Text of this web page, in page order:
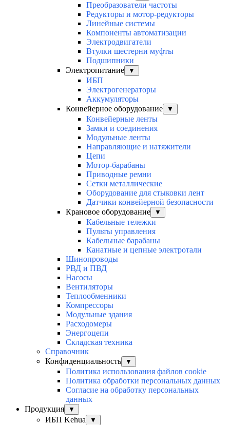
Преобразователи частоты
Редукторы и мотор-редукторы
Линейные системы
Компоненты автоматизации
Электродвигатели
Втулки шестерни муфты
Подшипники
Электропитание
▼
ИБП
Электрогенераторы
Аккумуляторы
Конвейерное оборудование
▼
Конвейерные ленты
Замки и соединения
Модульные ленты
Направляющие и натяжители
Цепи
Мотор-барабаны
Приводные ремни
Сетки металлические
Оборудование для стыковки лент
Датчики конвейерной безопасности
Крановое оборудование
▼
Кабельные тележки
Пульты управления
Кабельные барабаны
Канатные и цепные электротали
Шинопроводы
РВД и ПВД
Насосы
Вентиляторы
Теплообменники
Компрессоры
Модульные здания
Расходомеры
Энергоцепи
Складская техника
Справочник
Конфиденциальность
▼
Политика использования файлов cookie
Политика обработки персональных данных
Согласие на обработку персональных
данных
Продукция
▼
ИБП Kehua ▼